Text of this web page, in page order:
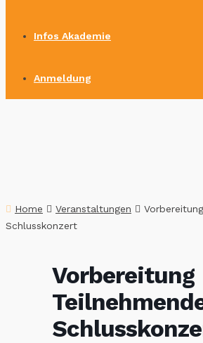
Infos Akademie
Anmeldung
Home Veranstaltungen
Schlusskonzert
Vorbereitung